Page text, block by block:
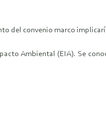
del convenio marco
Ambiental (EIA). Se